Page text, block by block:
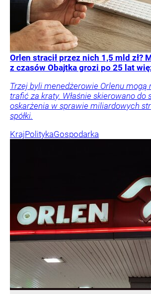
Orlen stracił przez nich 1,5 mld zł?
z czasów Obajtka grozi po 25 lat
Trzej byli menedżerowie Orlenu mogą
trafić za kraty. Właśnie skierowano do
oskarżenia w sprawie miliardowych
spółki.
KrajPolitykaGospodarka